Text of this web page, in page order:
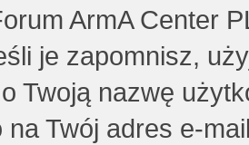
ArmA Center
je zapomnisz,
Twoją nazwę
na Twój adres e-